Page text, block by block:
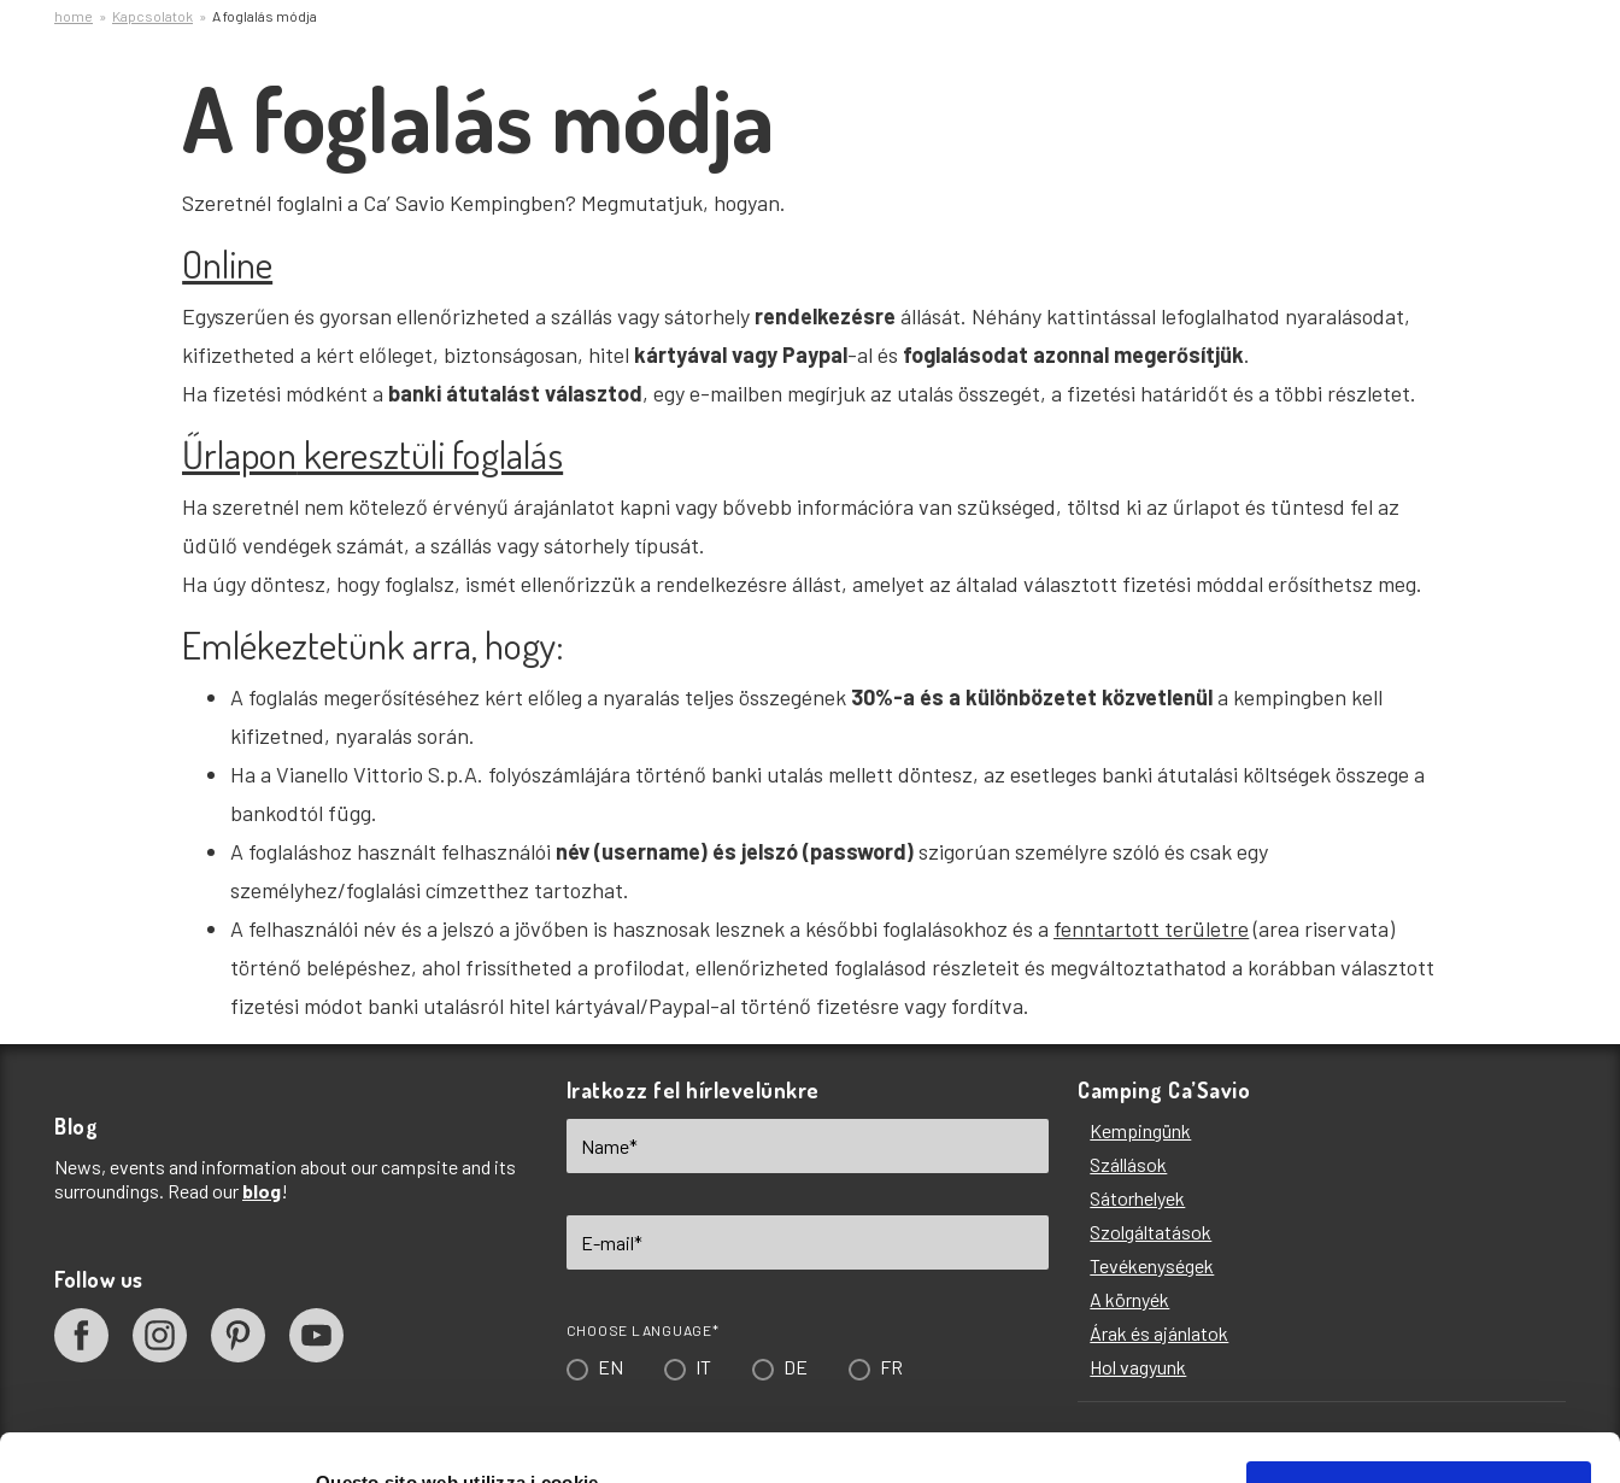
home Kapcsolatok A foglalás módja
A foglalás módja
Szeretnél foglalni a Ca’ Savio Kempingben? Megmutatjuk, hogyan.
Online
Egyszerűen és gyorsan ellenőrizheted a szállás vagy sátorhely rendelkezésre állását. Néhány kattintással lefoglalhatod nyaralásodat,
kifizetheted a kért előleget, biztonságosan, hitel kártyával vagy Paypal-al és foglalásodat azonnal megerősítjük.
Ha fizetési módként a banki átutalást választod, egy e-mailben megírjuk az utalás összegét, a fizetési határidőt és a többi részletet.
Űrlapon keresztüli foglalás
Ha szeretnél nem kötelező érvényű árajánlatot kapni vagy bővebb információra van szükséged, töltsd ki az űrlapot és tüntesd fel az
üdülő vendégek számát, a szállás vagy sátorhely típusát.
Ha úgy döntesz, hogy foglalsz, ismét ellenőrizzük a rendelkezésre állást, amelyet az általad választott fizetési móddal erősíthetsz meg.
Emlékeztetünk arra, hogy:
A foglalás megerősítéséhez kért előleg a nyaralás teljes összegének 30%-a és a különbözetet közvetlenüla kempingben kell
kifizetned, nyaralás során.
Ha a Vianello Vittorio S.p.A. folyószámlájára történő banki utalás mellett döntesz, az esetleges banki átutalási költségek összege a
bankodtól függ.
A foglaláshoz használt felhasználói név (username) és jelszó (password)szigorúan személyre szóló és csak egy
személyhez/foglalási címzetthez tartozhat.
A felhasználói név és a jelszó a jövőben is hasznosak lesznek a későbbi foglalásokhoz és a fenntartott területre(area riservata)
történő belépéshez, ahol frissítheted a profilodat, ellenőrizheted foglalásod részleteit és megváltoztathatod a korábban választott
fizetési módot banki utalásról hitel kártyával/Paypal-al történő fizetésre vagy fordítva.
Blog
News, events and information about our campsite and its
surroundings. Read our blog!
Follow us
Iratkozz fel hírlevelünkre
CHOOSE LANGUAGE*
EN IT DE FR
Elfogadom az
Camping Ca’Savio
Kempingünk
Szállások
Sátorhelyek
Szolgáltatások
Tevékenységek
A környék
Árak és ajánlatok
Hol vagyunk
Kapcsolatok